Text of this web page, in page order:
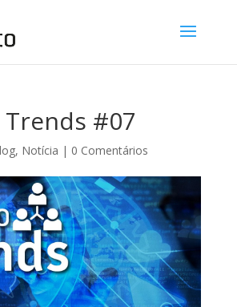
#07
, Notícia | 0 Comentários